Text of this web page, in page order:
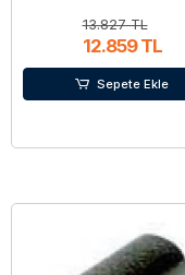
13.827 TL
12.859 TL
Sepete Ekle